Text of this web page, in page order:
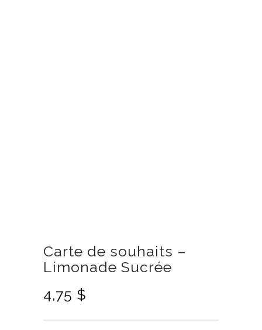
Carte de souhaits –
Limonade Sucrée
L
4,75 $